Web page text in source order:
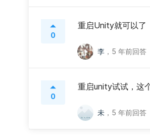
0
重启Unity就可以了
李 ， 5 年前回答
0
重启unity试试，这
未 ， 5 年前回答